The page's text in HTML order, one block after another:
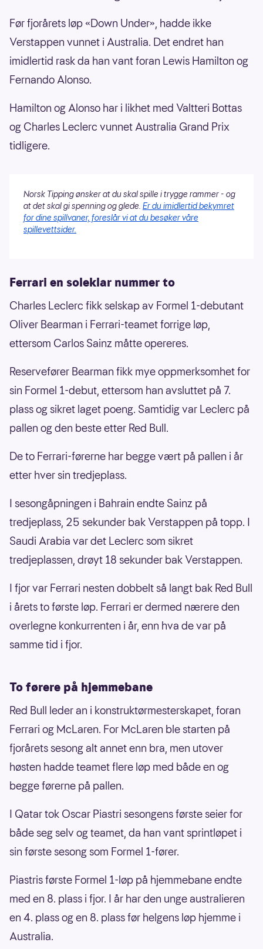
Før fjorårets løp «Down Under», hadde ikke
Verstappen vunnet i Australia. Det endret han
imidlertid rask da han vant foran Lewis Hamilton og
Fernando Alonso.
Hamilton og Alonso har i likhet med Valtteri Bottas
og Charles Leclerc vunnet Australia Grand Prix
tidligere.
Norsk Tipping ønsker at du skal spille i trygge rammer - og
at det skal gi spenning og glede. Er du imidlertid bekymret
for dine spillvaner, foreslår vi at du besøker våre
spillevettsider.
Ferrari en soleklar nummer to
Charles Leclerc fikk selskap av Formel 1-debutant
Oliver Bearman i Ferrari-teamet forrige løp,
ettersom Carlos Sainz måtte opereres.
Reservefører Bearman fikk mye oppmerksomhet for
sin Formel 1-debut, ettersom han avsluttet på 7.
plass og sikret laget poeng. Samtidig var Leclerc på
pallen og den beste etter Red Bull.
De to Ferrari-førerne har begge vært på pallen i år
etter hver sin tredjeplass.
I sesongåpningen i Bahrain endte Sainz på
tredjeplass, 25 sekunder bak Verstappen på topp. I
Saudi Arabia var det Leclerc som sikret
tredjeplassen, drøyt 18 sekunder bak Verstappen.
I fjor var Ferrari nesten dobbelt så langt bak Red Bull
i årets to første løp. Ferrari er dermed nærere den
overlegne konkurrenten i år, enn hva de var på
samme tid i fjor.
To førere på hjemmebane
Red Bull leder an i konstruktørmesterskapet, foran
Ferrari og McLaren. For McLaren ble starten på
fjorårets sesong alt annet enn bra, men utover
høsten hadde teamet flere løp med både en og
begge førerne på pallen.
I Qatar tok Oscar Piastri sesongens første seier for
både seg selv og teamet, da han vant sprintløpet i
sin første sesong som Formel 1-fører.
Piastris første Formel 1-løp på hjemmebane endte
med en 8. plass i fjor. I år har den unge australieren
en 4. plass og en 8. plass før helgens løp hjemme i
Australia.